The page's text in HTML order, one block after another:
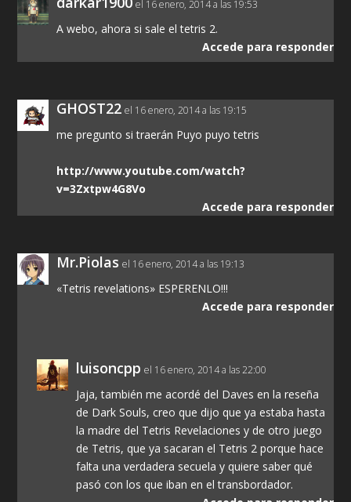
el 16 enero, 2014 a las 19:53
A webo, ahora si sale el tetris 2.
Accede para responder
GHOST22 el 16 enero, 2014 a las 19:15
me pregunto si traerán Puyo puyo tetris
http://www.youtube.com/watch?
v=3Zxtpw4G8Vo
Accede para responder
Mr.Piolas el 16 enero, 2014 a las 19:13
«Tetris revelations» ESPERENLO!!!
Accede para responder
luisoncpp el 16 enero, 2014 a las 22:00
Jaja, también me acordé del Daves en la reseña
de Dark Souls, creo que dijo que ya estaba hasta
la madre del Tetris Revelaciones y de otro juego
de Tetris, que ya sacaran el Tetris 2 porque hace
falta una verdadera secuela y quiere saber qué
pasó con los que iban en el transbordador.